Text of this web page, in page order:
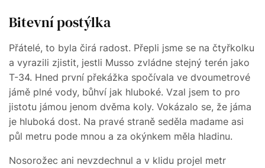
Bitevní postýlka
Přátelé, to byla čirá radost. Přepli jsme se na čtyřkolku
a vyrazili zjistit, jestli Musso zvládne stejný terén jako
T-34. Hned první překážka spočívala ve dvoumetrové
jámě plné vody, bůhví jak hluboké. Vzal jsem to pro
jistotu jámou jenom dvěma koly. Vokázalo se, že jáma
je hluboká dost. Na pravé straně seděla madame asi
půl metru pode mnou a za okýnkem měla hladinu.
Nosorožec ani nevzdechnul a v klidu projel metr